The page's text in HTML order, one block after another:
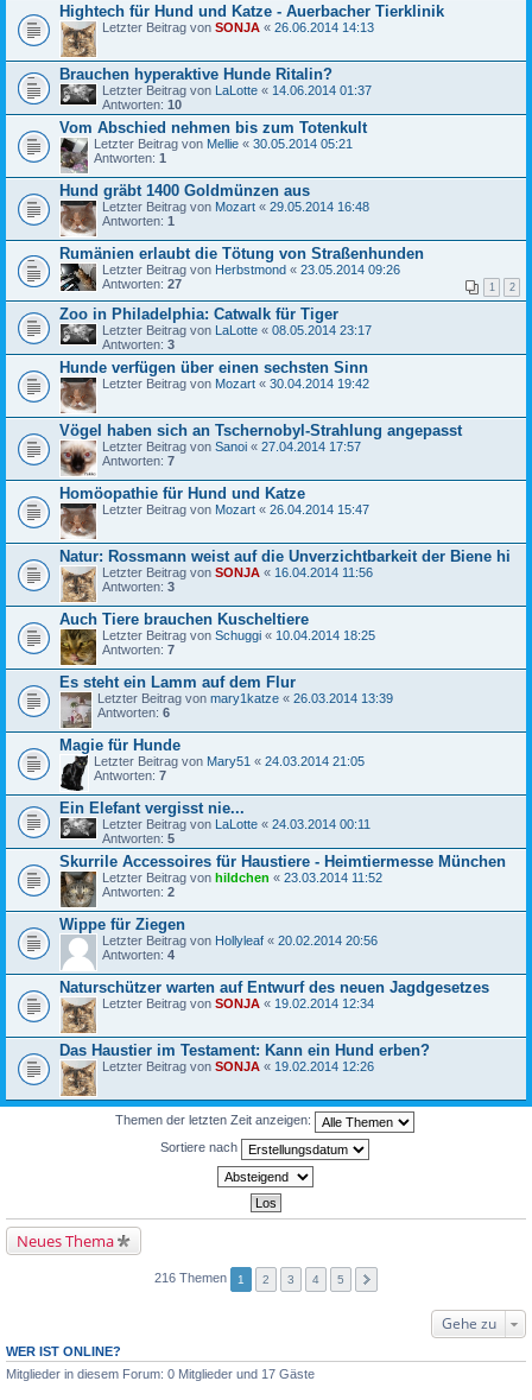
Hightech für Hund und Katze - Auerbacher Tierklinik
Letzter Beitrag von SONJA « 26.06.2014 14:13
Brauchen hyperaktive Hunde Ritalin?
Letzter Beitrag von LaLotte « 14.06.2014 01:37
Antworten: 10
Vom Abschied nehmen bis zum Totenkult
Letzter Beitrag von Mellie « 30.05.2014 05:21
Antworten: 1
Hund gräbt 1400 Goldmünzen aus
Letzter Beitrag von Mozart « 29.05.2014 16:48
Antworten: 1
Rumänien erlaubt die Tötung von Straßenhunden
Letzter Beitrag von Herbstmond « 23.05.2014 09:26
Antworten: 27 1 2
Zoo in Philadelphia: Catwalk für Tiger
Letzter Beitrag von LaLotte « 08.05.2014 23:17
Antworten: 3
Hunde verfügen über einen sechsten Sinn
Letzter Beitrag von Mozart « 30.04.2014 19:42
Vögel haben sich an Tschernobyl-Strahlung angepasst
Letzter Beitrag von Sanoi « 27.04.2014 17:57
Antworten: 7
Homöopathie für Hund und Katze
Letzter Beitrag von Mozart « 26.04.2014 15:47
Natur: Rossmann weist auf die Unverzichtbarkeit der Biene hi
Letzter Beitrag von SONJA « 16.04.2014 11:56
Antworten: 3
Auch Tiere brauchen Kuscheltiere
Letzter Beitrag von Schuggi « 10.04.2014 18:25
Antworten: 7
Es steht ein Lamm auf dem Flur
Letzter Beitrag von mary1katze « 26.03.2014 13:39
Antworten: 6
Magie für Hunde
Letzter Beitrag von Mary51 « 24.03.2014 21:05
Antworten: 7
Ein Elefant vergisst nie...
Letzter Beitrag von LaLotte « 24.03.2014 00:11
Antworten: 5
Skurrile Accessoires für Haustiere - Heimtiermesse München
Letzter Beitrag von hildchen « 23.03.2014 11:52
Antworten: 2
Wippe für Ziegen
Letzter Beitrag von Hollyleaf « 20.02.2014 20:56
Antworten: 4
Naturschützer warten auf Entwurf des neuen Jagdgesetzes
Letzter Beitrag von SONJA « 19.02.2014 12:34
Das Haustier im Testament: Kann ein Hund erben?
Letzter Beitrag von SONJA « 19.02.2014 12:26
Themen der letzten Zeit anzeigen:
Sortiere nach
Neues Thema
216 Themen 1 2 3 4 5
Gehe zu
WER IST ONLINE?
Mitglieder in diesem Forum: 0 Mitglieder und 17 Gäste